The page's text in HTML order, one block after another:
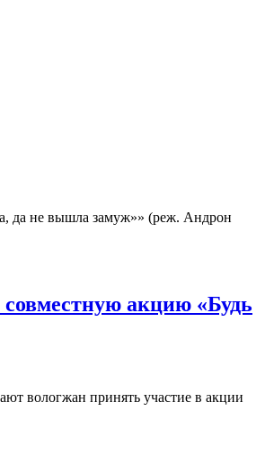
да не вышла замуж»» (реж. Андрон
акцию «Будь
вологжан принять участие в акции